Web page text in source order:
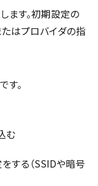
ます。初期設定の
はプロバイダの指
す。
む
する（SSIDや暗号